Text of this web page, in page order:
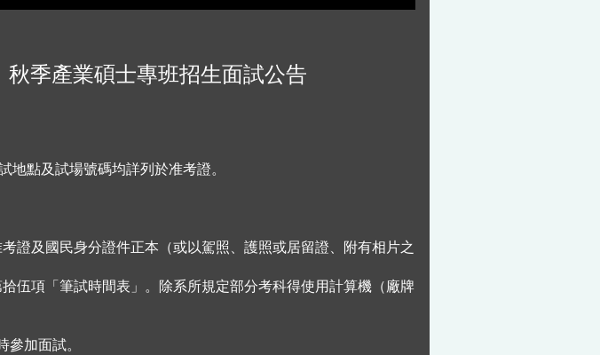
秋季產業碩士專班招生面試公告
地點及試場號碼均詳列於准考證。
證及國民身分證件正本（或以駕照、護照或居留證、附有相片之
伍項「筆試時間表」。除系所規定部分考科得使用計算機（廠牌
加面試。